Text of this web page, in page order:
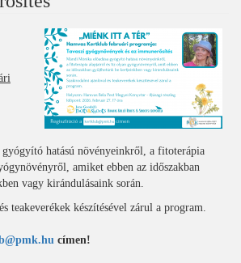
hatású növényeinkről, a fitoterápia
amiket ebben az időszakban
vagy kirándulásaink során.
teakeverékek készítésével zárul a program.
címen!